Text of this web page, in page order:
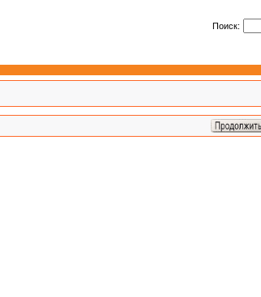
Поиск: